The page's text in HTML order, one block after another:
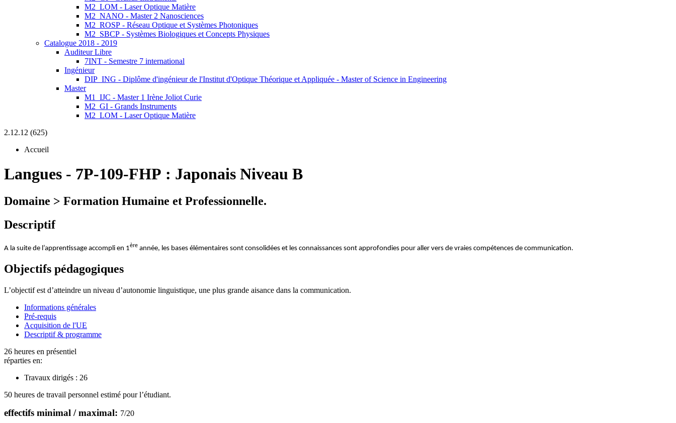
M2_LOM - Laser Optique Matière
M2_NANO - Master 2 Nanosciences
M2_ROSP - Réseau Optique et Systèmes Photoniques
M2_SBCP - Systèmes Biologiques et Concepts Physiques
Catalogue 2018 - 2019
Auditeur Libre
7INT - Semestre 7 international
Ingénieur
DIP_ING - Diplôme d'ingénieur de l'Institut d'Optique Théorique et Appliquée - Master of Science in Engineering
Master
M1_IJC - Master 1 Irène Joliot Curie
M2_GI - Grands Instruments
M2_LOM - Laser Optique Matière
2.12.12 (625)
Accueil
Langues - 7P-109-FHP : Japonais Niveau B
Domaine > Formation Humaine et Professionnelle.
Descriptif
A la suite de l’apprentissage accompli en 1ère année, les bases élémentaires sont consolidées et les connaissances sont approfondies pour aller vers de vraies compétences de communication.
Objectifs pédagogiques
L’objectif est d’atteindre un niveau d’autonomie linguistique, une plus grande aisance dans la communication.
Informations générales
Pré-requis
Acquisition de l'UE
Descriptif & programme
26 heures en présentiel
réparties en:
Travaux dirigés : 26
50 heures de travail personnel estimé pour l’étudiant.
effectifs minimal / maximal: 7/20